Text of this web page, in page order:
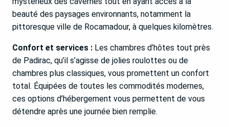
beauté des paysages environnants, notamment la
pittoresque ville de Rocamadour, à quelques kilomètres.
Confort et services : Les chambres d’hôtes tout près
de Padirac, qu’il s’agisse de jolies roulottes ou de
chambres plus classiques, vous promettent un confort
total. Équipées de toutes les commodités modernes,
ces options d’hébergement vous permettent de vous
détendre après une journée bien remplie.